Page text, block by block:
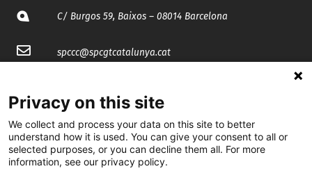
C/ Burgos 59, Baixos – 08014 Barcelona
spccc@spcgtcatalunya.cat
@CGTCatalunya
cgtcatalunya
Privacy on this site
We collect and process your data on this site to better
understand how it is used. You can give your consent to all or
selected purposes, or you can decline them all. For more
information, see our privacy policy.